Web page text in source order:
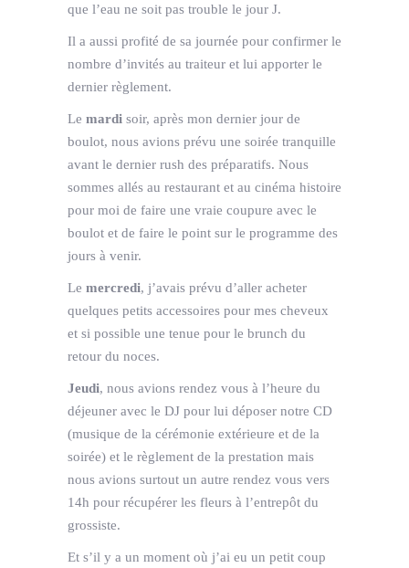
que l’eau ne soit pas trouble le jour J.
Il a aussi profité de sa journée pour confirmer le
nombre d’invités au traiteur et lui apporter le
dernier règlement.
Le mardi soir, après mon dernier jour de
boulot, nous avions prévu une soirée tranquille
avant le dernier rush des préparatifs. Nous
sommes allés au restaurant et au cinéma histoire
pour moi de faire une vraie coupure avec le
boulot et de faire le point sur le programme des
jours à venir.
Le mercredi, j’avais prévu d’aller acheter
quelques petits accessoires pour mes cheveux
et si possible une tenue pour le brunch du
retour du noces.
Jeudi, nous avions rendez vous à l’heure du
déjeuner avec le DJ pour lui déposer notre CD
(musique de la cérémonie extérieure et de la
soirée) et le règlement de la prestation mais
nous avions surtout un autre rendez vous vers
14h pour récupérer les fleurs à l’entrepôt du
grossiste.
Et s’il y a un moment où j’ai eu un petit coup